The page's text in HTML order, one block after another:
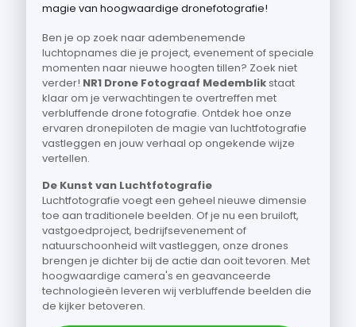
magie van hoogwaardige dronefotografie!
Ben je op zoek naar adembenemende
luchtopnames die je project, evenement of speciale
momenten naar nieuwe hoogten tillen? Zoek niet
verder! NR1 Drone Fotograaf Medemblikstaat
klaar om je verwachtingen te overtreffen met
verbluffende drone fotografie. Ontdek hoe onze
ervaren dronepiloten de magie van luchtfotografie
vastleggen en jouw verhaal op ongekende wijze
vertellen.
De Kunst van Luchtfotografie
Luchtfotografie voegt een geheel nieuwe dimensie
toe aan traditionele beelden. Of je nu een bruiloft,
vastgoedproject, bedrijfsevenement of
natuurschoonheid wilt vastleggen, onze drones
brengen je dichter bij de actie dan ooit tevoren. Met
hoogwaardige camera's en geavanceerde
technologieën leveren wij verbluffende beelden die
de kijker betoveren.